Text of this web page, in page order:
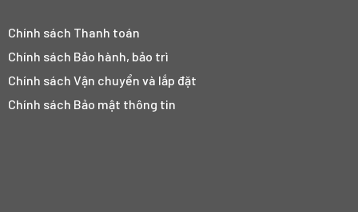
Chính sách Thanh toán
Chính sách Bảo hành, bảo trì
Chính sách Vận chuyển và lắp đặt
Chính sách Bảo mật thông tin